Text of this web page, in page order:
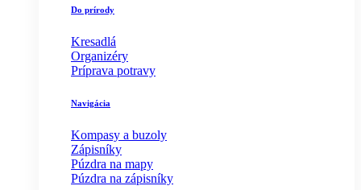
Do prírody
Kresadlá
Organizéry
Príprava potravy
Navigácia
Kompasy a buzoly
Zápisníky
Púzdra na mapy
Púzdra na zápisníky